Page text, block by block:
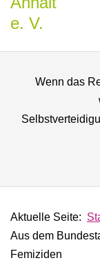
Wenn das
Aktuelle Seite:
Aus dem
Femiziden